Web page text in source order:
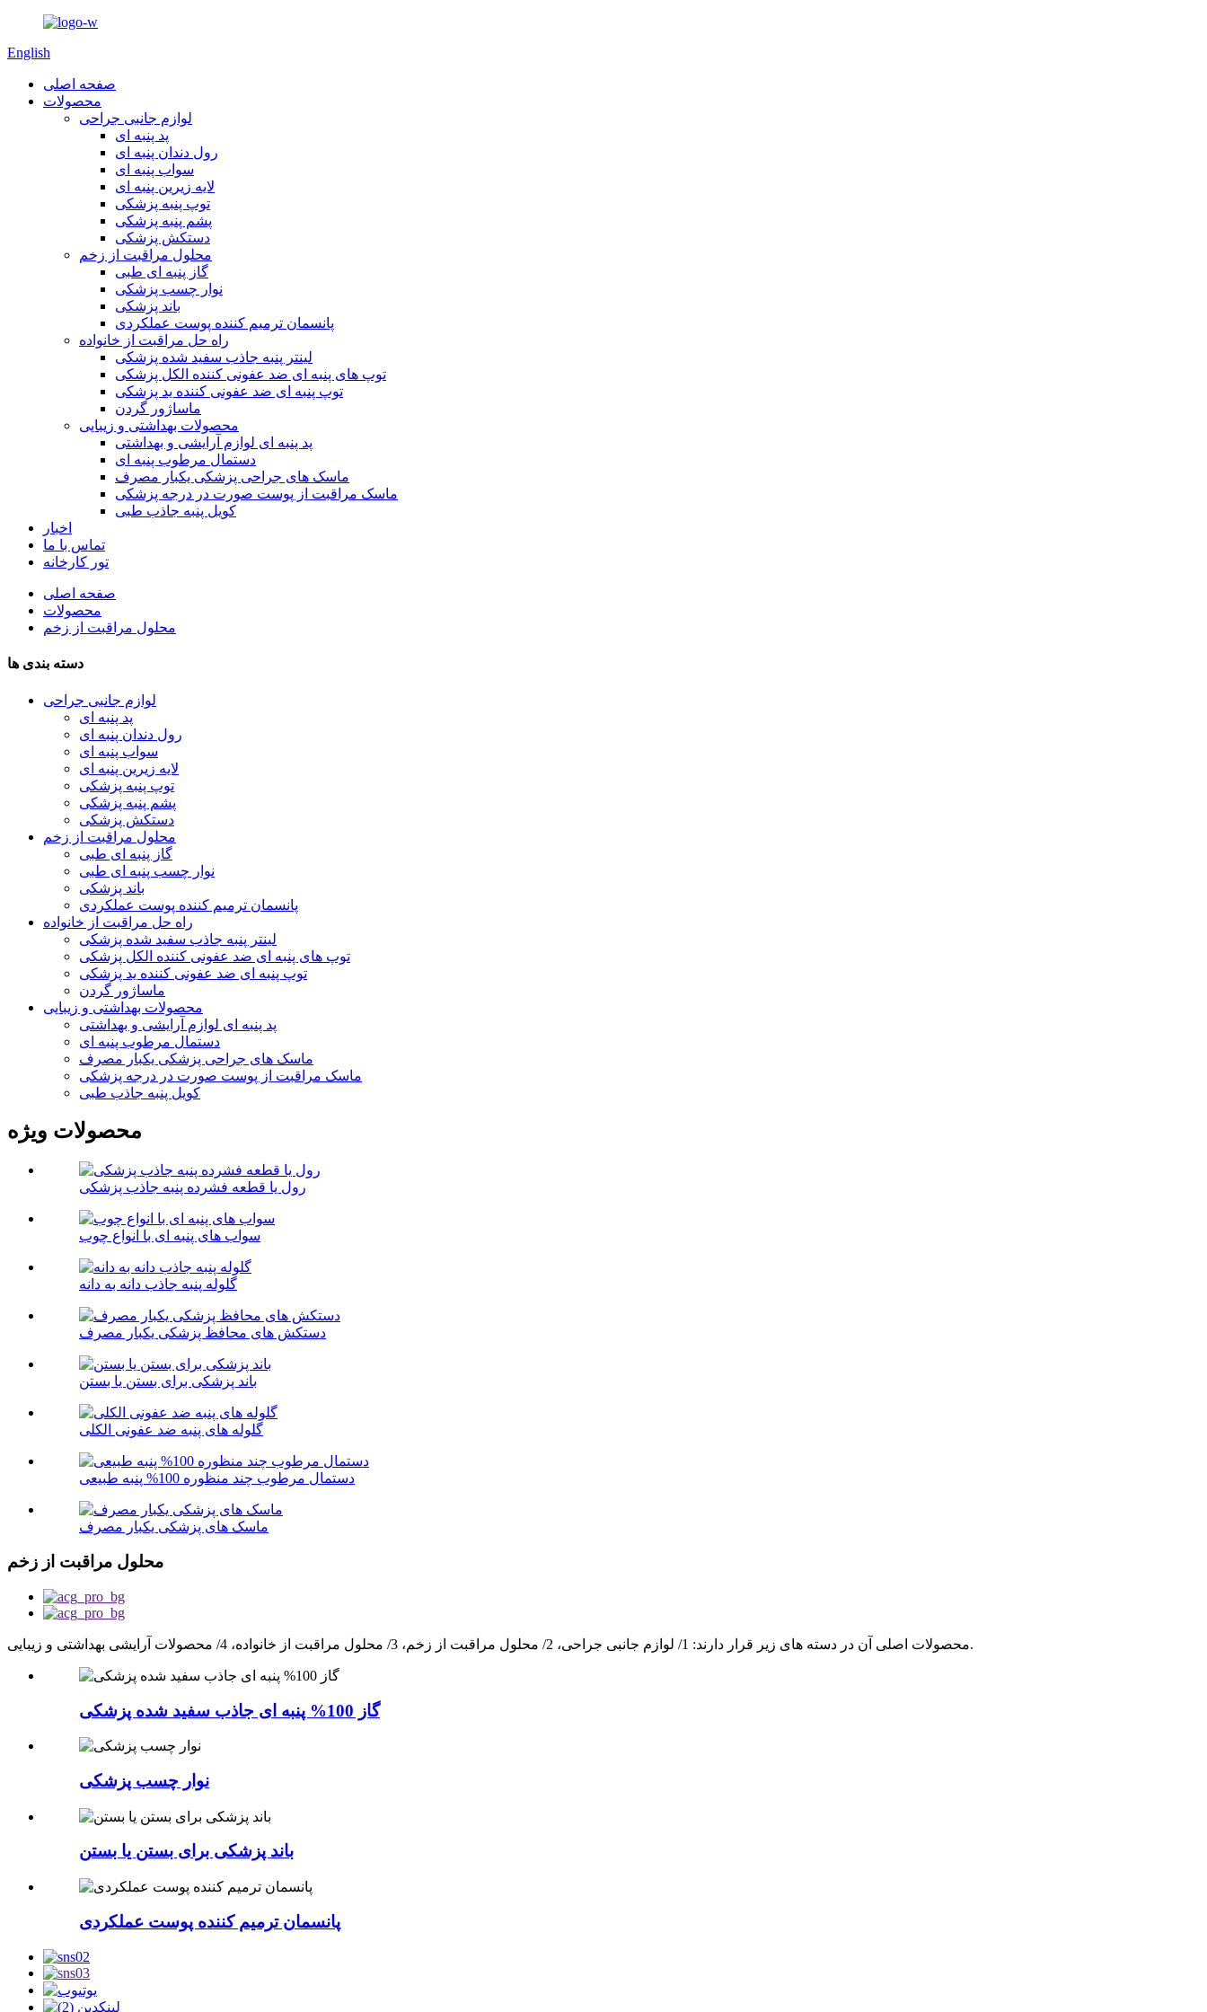
English
صفحه اصلی
محصولات
لوازم جانبی جراحی
پد پنبه ای
رول دندان پنبه ای
سواب پنبه ای
لایه زیرین پنبه ای
توپ پنبه پزشکی
پشم پنبه پزشکی
دستکش پزشکی
محلول مراقبت از زخم
گاز پنبه ای طبی
نوار چسب پزشکی
باند پزشکی
پانسمان ترمیم کننده پوست عملکردی
راه حل مراقبت از خانواده
لینتر پنبه جاذب سفید شده پزشکی
توپ های پنبه ای ضد عفونی کننده الکل پزشکی
توپ پنبه ای ضد عفونی کننده ید پزشکی
ماساژور گردن
محصولات بهداشتی و زیبایی
پد پنبه ای لوازم آرایشی و بهداشتی
دستمال مرطوب پنبه ای
ماسک های جراحی پزشکی یکبار مصرف
ماسک مراقبت از پوست صورت در درجه پزشکی
کویل پنبه جاذب طبی
اخبار
تماس با ما
تور کارخانه
صفحه اصلی
محصولات
محلول مراقبت از زخم
دسته بندی ها
لوازم جانبی جراحی
پد پنبه ای
رول دندان پنبه ای
سواب پنبه ای
لایه زیرین پنبه ای
توپ پنبه پزشکی
پشم پنبه پزشکی
دستکش پزشکی
محلول مراقبت از زخم
گاز پنبه ای طبی
نوار چسب پنبه ای طبی
باند پزشکی
پانسمان ترمیم کننده پوست عملکردی
راه حل مراقبت از خانواده
لینتر پنبه جاذب سفید شده پزشکی
توپ های پنبه ای ضد عفونی کننده الکل پزشکی
توپ پنبه ای ضد عفونی کننده ید پزشکی
ماساژور گردن
محصولات بهداشتی و زیبایی
پد پنبه ای لوازم آرایشی و بهداشتی
دستمال مرطوب پنبه ای
ماسک های جراحی پزشکی یکبار مصرف
ماسک مراقبت از پوست صورت در درجه پزشکی
کویل پنبه جاذب طبی
محصولات ویژه
رول یا قطعه فشرده پنبه جاذب پزشکی
سواب های پنبه ای با انواع چوب
گلوله پنبه جاذب دانه به دانه
دستکش های محافظ پزشکی یکبار مصرف
باند پزشکی برای بستن یا بستن
گلوله های پنبه ضد عفونی الکلی
دستمال مرطوب چند منظوره 100% پنبه طبیعی
ماسک های پزشکی یکبار مصرف
محلول مراقبت از زخم
محصولات اصلی آن در دسته های زیر قرار دارند: 1/ لوازم جانبی جراحی، 2/ محلول مراقبت از زخم، 3/ محلول مراقبت از خانواده، 4/ محصولات آرایشی بهداشتی و زیبایی.
گاز 100% پنبه ای جاذب سفید شده پزشکی
نوار چسب پزشکی
باند پزشکی برای بستن یا بستن
پانسمان ترمیم کننده پوست عملکردی